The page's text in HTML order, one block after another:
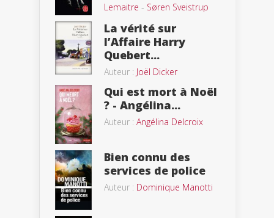
Lemaitre - Søren Sveistrup
La vérité sur
l’Affaire Harry
Quebert...
Auteur : Joël Dicker
Qui est mort à Noël
? - Angélina...
Auteur : Angélina Delcroix
Bien connu des
services de police
Auteur : Dominique Manotti